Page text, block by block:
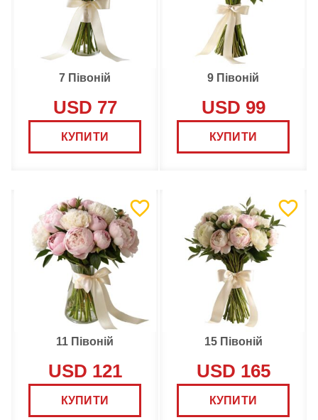
7 Півоній
USD 77
КУПИТИ
9 Півоній
USD 99
КУПИТИ
11 Півоній
USD 121
КУПИТИ
15 Півоній
USD 165
КУПИТИ